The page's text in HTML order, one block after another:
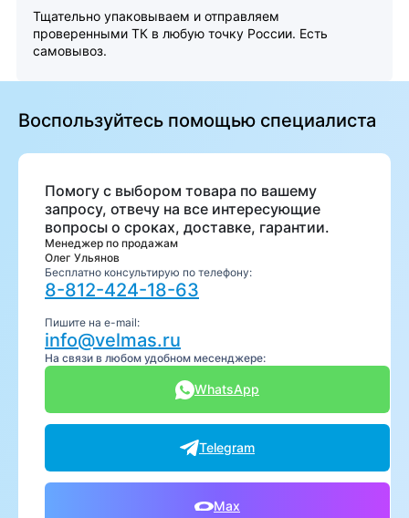
Тщательно упаковываем и отправляем
проверенными ТК в любую точку России. Есть
самовывоз.
Воспользуйтесь помощью специалиста
Помогу с выбором товара по вашему
запросу, отвечу на все интересующие
вопросы о сроках, доставке, гарантии.
Менеджер по продажам
Олег Ульянов
Бесплатно консультирую по телефону:
8-812-424-18-63
Пишите на e-mail:
info@velmas.ru
На связи в любом удобном месенджере:
WhatsApp
Telegram
Max